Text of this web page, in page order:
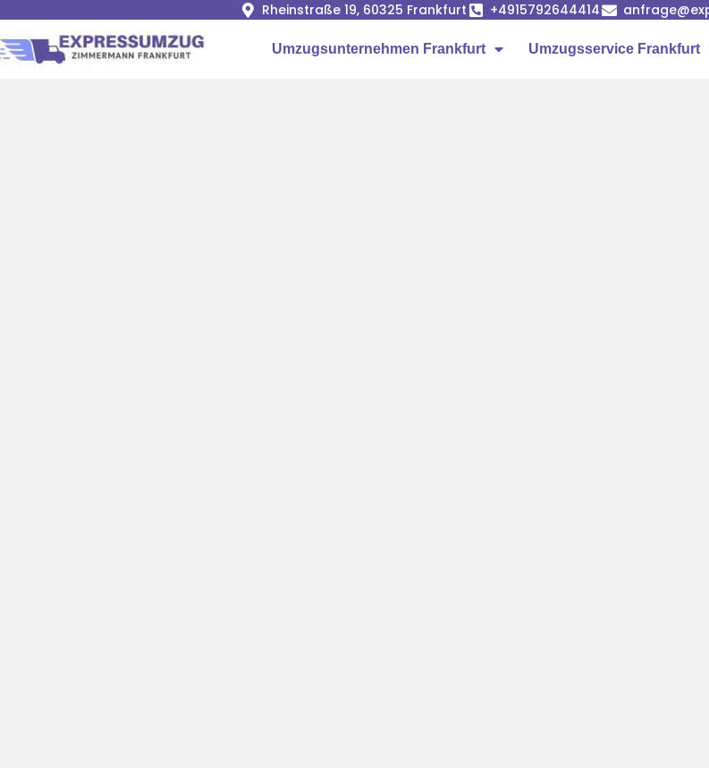
Rheinstraße 19, 60325 Frankfurt +4915792644414
Umzugsunternehmen Frankfurt Umzugsservice Frankfurt